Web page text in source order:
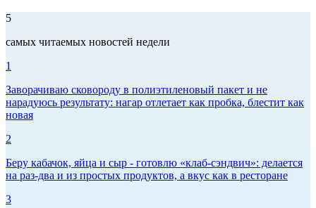
5
самых читаемых новостей недели
1
Заворачиваю сковороду в полиэтиленовый пакет и не
нарадуюсь результату: нагар отлетает как пробка, блестит как
новая
2
Беру кабачок, яйца и сыр - готовлю «клаб-сэндвич»: делается
на раз-два и из простых продуктов, а вкус как в ресторане
3